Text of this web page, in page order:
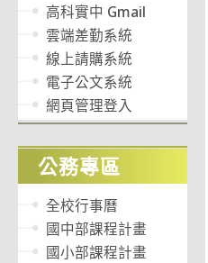
高科實中 Gmail
雲端差勤系統
線上請購系統
電子公文系統
網頁管理登入
公務專區
全校行事曆
國中部課程計畫
國小部課程計畫